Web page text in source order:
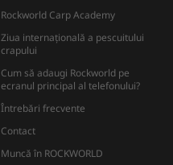
Rockworld Carp Academy
Ziua internațională a pescuitului
crapului
Cum să adaugi Rockworld pe
ecranul principal al telefonului?
Întrebări frecvente
Contact
Muncă în ROCKWORLD